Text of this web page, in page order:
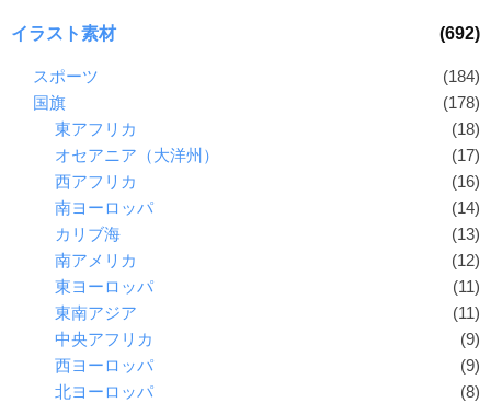
イラスト素材 (692)
スポーツ
(184)
国旗
(178)
東アフリカ
(18)
オセアニア（大洋州）
(17)
西アフリカ
(16)
南ヨーロッパ
(14)
カリブ海
(13)
南アメリカ
(12)
東ヨーロッパ
(11)
東南アジア
(11)
中央アフリカ
(9)
西ヨーロッパ
(9)
北ヨーロッパ
(8)